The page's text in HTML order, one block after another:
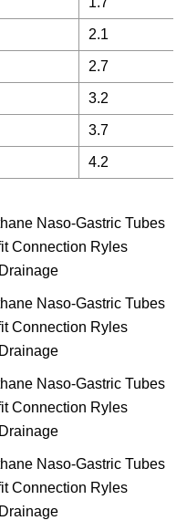
2.1
2.7
3.2
3.7
4.2